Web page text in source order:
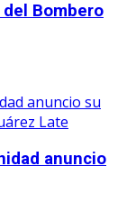
del Bombero
anuncio